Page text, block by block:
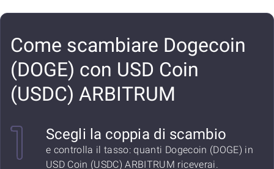
Come scambiare Dogecoin
(DOGE) con USD Coin
(USDC) ARBITRUM
Scegli la coppia di scambio
e controlla il tasso: quanti Dogecoin (DOGE) in
USD Coin (USDC) ARBITRUM riceverai.